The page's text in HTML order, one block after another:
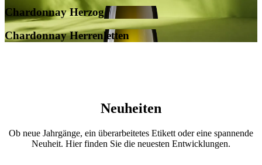
Chardonnay Herzog
Chardonnay Herrenletten
Neuheiten
Ob neue Jahrgänge, ein überarbeitetes Etikett oder eine spannende
Neuheit. Hier finden Sie die neuesten Entwicklungen.